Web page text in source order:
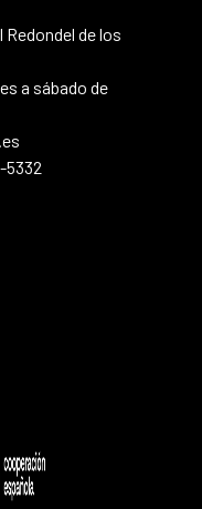
Redondel de los
a sábado de
5332